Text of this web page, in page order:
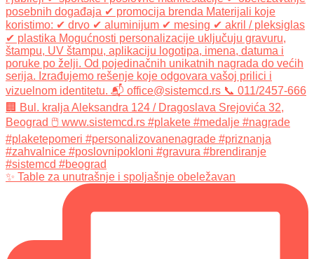
✨ Table za unutrašnje i spoljašnje obeležavan